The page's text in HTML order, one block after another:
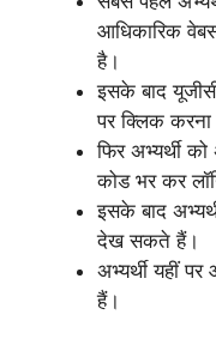
आधिकारिक
है।
इसके बाद
पर क्लिक करना
फिर अभ्यर्थी
कोड भर कर
इसके बाद
देख सकते हैं।
अभ्यर्थी यहीं
हैं।